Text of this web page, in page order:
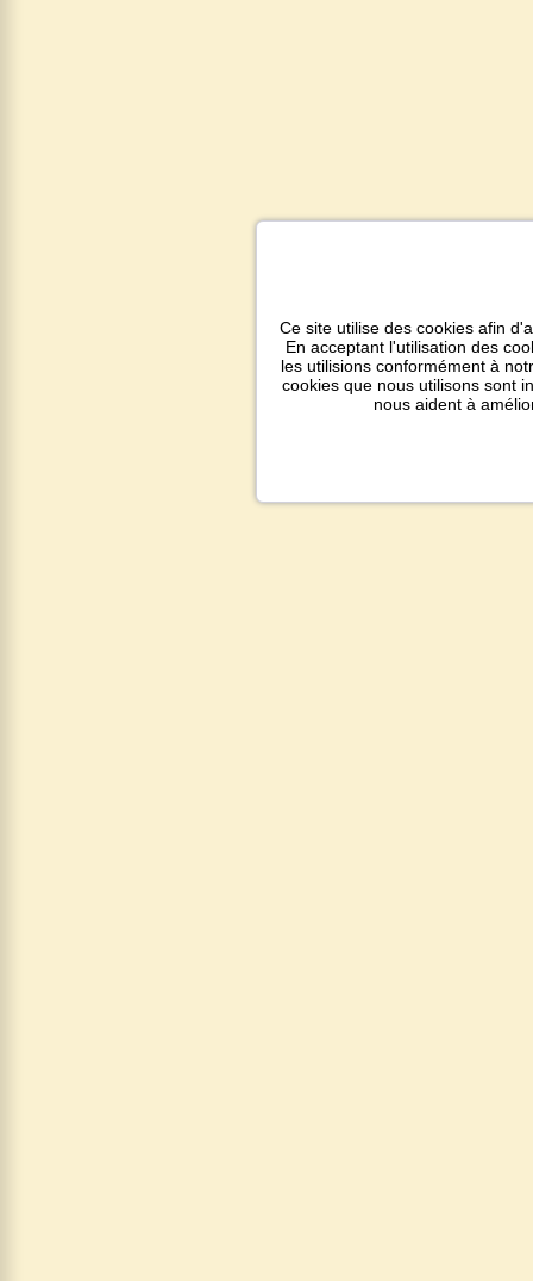
Ce site utilise des cookies afin
En acceptant l'utilisation des
les utilisions conformément à
cookies que nous utilisons sont
nous aident à